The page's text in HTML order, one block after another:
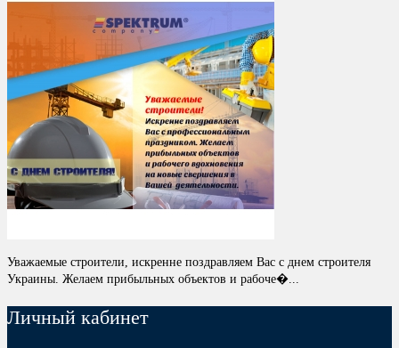
Уважаемые строители, искренне поздравляем Вас с днем строителя
Украины. Желаем прибыльных объектов и рабоче�...
Личный кабинет